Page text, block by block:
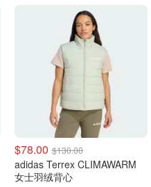
$78.00 $130.00
adidas Terrex CLIMAWARM
女士羽绒背心